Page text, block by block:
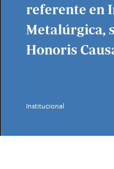
referente en
Metalúrgica,
Honoris
Institucional